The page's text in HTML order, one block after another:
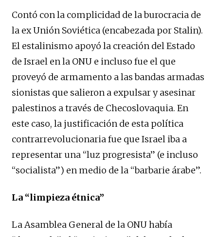
Contó con la complicidad de la burocracia de
la ex Unión Soviética (encabezada por Stalin).
El estalinismo apoyó la creación del Estado
de Israel en la ONU e incluso fue el que
proveyó de armamento a las bandas armadas
sionistas que salieron a expulsar y asesinar
palestinos a través de Checoslovaquia. En
este caso, la justificación de esta política
contrarrevolucionaria fue que Israel iba a
representar una “luz progresista” (e incluso
“socialista”) en medio de la “barbarie árabe”.
La “limpieza étnica”
La Asamblea General de la ONU había